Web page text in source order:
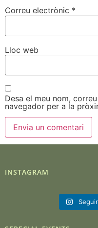
Correu electrònic *
Lloc web
Desa el meu nom,
navegador per a la
INSTAGRAM